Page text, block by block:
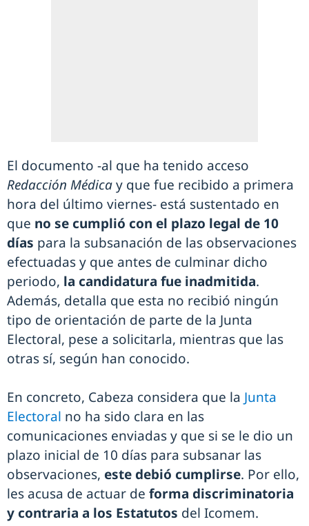
El documento -al que ha tenido acceso
Redacción Médicay que fue recibido a primera
hora del último viernes- está sustentado en
que no se cumplió con el plazo legal de 10
días para la subsanación de las observaciones
efectuadas y que antes de culminar dicho
periodo, la candidatura fue inadmitida.
Además, detalla que esta no recibió ningún
tipo de orientación de parte de la Junta
Electoral, pese a solicitarla, mientras que las
otras sí, según han conocido.
En concreto, Cabeza considera que la Junta
Electoral no ha sido clara en las
comunicaciones enviadas y que si se le dio un
plazo inicial de 10 días para subsanar las
observaciones, este debió cumplirse. Por ello,
les acusa de actuar de forma discriminatoria
y contraria a los Estatutos del Icomem.